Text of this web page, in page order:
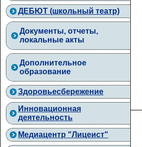
ДЕБЮТ (школьный театр)
Документы, отчеты,
локальные акты
Дополнительное
образование
Здоровьесбережение
Инновационная
деятельность
Медиацентр "Лицеист"